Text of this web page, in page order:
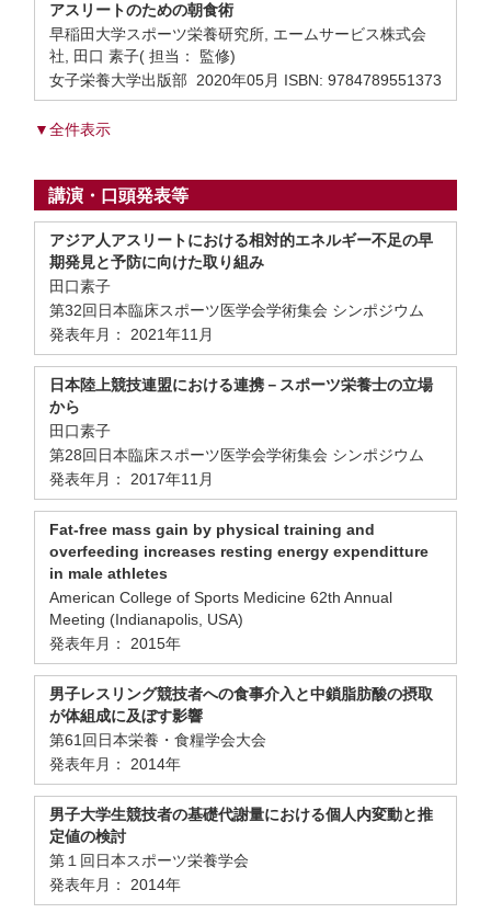
アスリートのための朝食術
早稲田大学スポーツ栄養研究所, エームサービス株式会
社, 田口 素子( 担当： 監修)
女子栄養大学出版部 2020年05月 ISBN: 9784789551373
▼全件表示
講演・口頭発表等
アジア人アスリートにおける相対的エネルギー不足の早
期発見と予防に向けた取り組み
田口素子
第32回日本臨床スポーツ医学会学術集会 シンポジウム
発表年月： 2021年11月
日本陸上競技連盟における連携－スポーツ栄養士の立場
から
田口素子
第28回日本臨床スポーツ医学会学術集会 シンポジウム
発表年月： 2017年11月
Fat-free mass gain by physical training and
overfeeding increases resting energy expenditture
in male athletes
American College of Sports Medicine 62th Annual
Meeting (Indianapolis, USA)
発表年月： 2015年
男子レスリング競技者への食事介入と中鎖脂肪酸の摂取
が体組成に及ぼす影響
第61回日本栄養・食糧学会大会
発表年月： 2014年
男子大学生競技者の基礎代謝量における個人内変動と推
定値の検討
第１回日本スポーツ栄養学会
発表年月： 2014年